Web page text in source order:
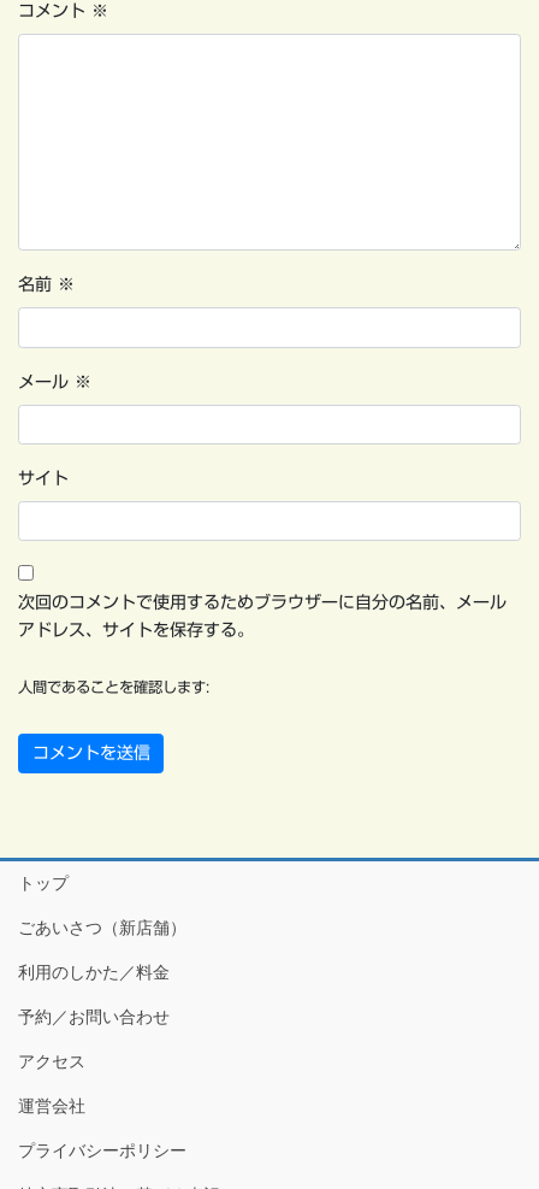
コメント ※
名前 ※
メール ※
サイト
次回のコメントで使用するためブラウザーに自分の名前、メール
アドレス、サイトを保存する。
人間であることを確認します:
トップ
ごあいさつ（新店舗）
利用のしかた／料金
予約／お問い合わせ
アクセス
運営会社
プライバシーポリシー